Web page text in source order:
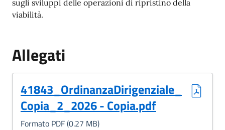
sugli sviluppi delle operazioni di ripristino della
viabilità.
Allegati
41843_OrdinanzaDirigenziale_
Copia_2_2026 - Copia.pdf
(Formato PDF, 0.27 MB)
Formato PDF (0.27 MB)